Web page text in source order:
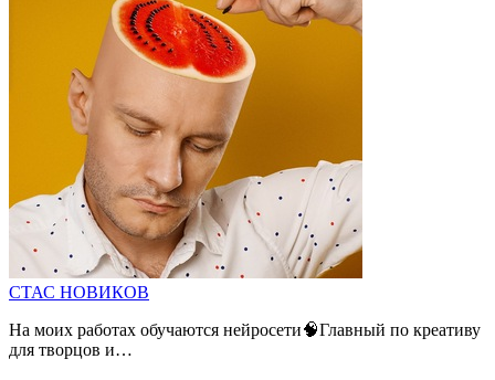
СТАС НОВИКОВ
На моих работах обучаются нейросети🧠Главный по креативу
для творцов и…